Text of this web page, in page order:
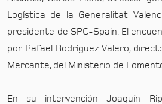
Logística de la Generalitat
presidente de SPC-Spain. El
por Rafael Rodríguez Valero,
Mercante, del Ministerio de
En su intervención Joaquín